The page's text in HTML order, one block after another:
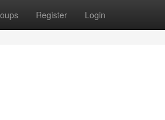
Register Login